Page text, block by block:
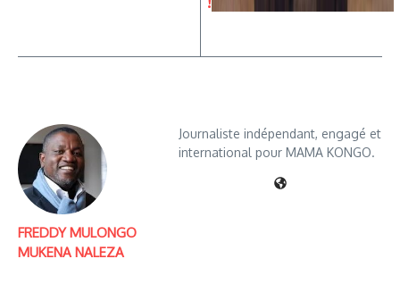
FREDDY MULONGO
MUKENA NALEZA
Journaliste indépendant, engagé et
international pour MAMA KONGO.